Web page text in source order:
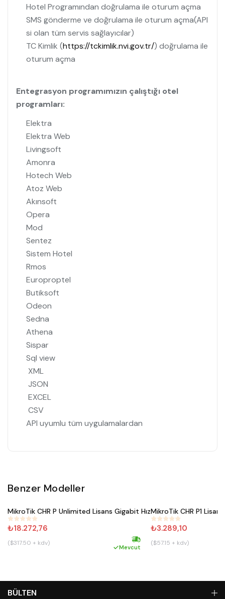
Hotel Programından doğrulama ile oturum açma
SMS gönderme ve doğrulama ile oturum açma(API
si olan tüm servis sağlayıcılar)
TC Kimlik (https://tckimlik.nvi.gov.tr/) doğrulama ile
oturum açma
Entegrasyon programımızın çalıştığı otel
programları:
Elektra
Elektra Web
Livingsoft
Amonra
Hotech Web
Atoz Web
Akınsoft
Opera
Mod
Sentez
Sistem Hotel
Rmos
Europroptel
Butiksoft
Odeon
Sedna
Athena
Sispar
Sql view
XML
JSON
EXCEL
CSV
API uyumlu tüm uygulamalardan
Benzer Modeller
#692
Satın Al
MikroTik CHR P Unlimited Lisans Gigabit Hız
₺18.272,76
($317.50 + kdv) Hızlı kargo
Mevcut
#690
MikroTik CHR P1
₺3.289,10
($57.15 + kdv)
BÜLTEN